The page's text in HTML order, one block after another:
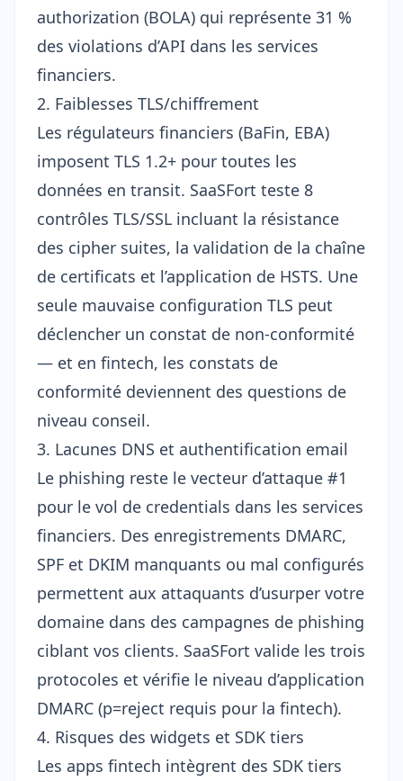
authorization (BOLA) qui représente 31 %
des violations d’API dans les services
financiers.
2. Faiblesses TLS/chiffrement
Les régulateurs financiers (BaFin, EBA)
imposent TLS 1.2+ pour toutes les
données en transit. SaaSFort teste 8
contrôles TLS/SSL incluant la résistance
des cipher suites, la validation de la chaîne
de certificats et l’application de HSTS. Une
seule mauvaise configuration TLS peut
déclencher un constat de non-conformité
— et en fintech, les constats de
conformité deviennent des questions de
niveau conseil.
3. Lacunes DNS et authentification email
Le phishing reste le vecteur d’attaque #1
pour le vol de credentials dans les services
financiers. Des enregistrements DMARC,
SPF et DKIM manquants ou mal configurés
permettent aux attaquants d’usurper votre
domaine dans des campagnes de phishing
ciblant vos clients. SaaSFort valide les trois
protocoles et vérifie le niveau d’application
DMARC (p=reject requis pour la fintech).
4. Risques des widgets et SDK tiers
Les apps fintech intègrent des SDK tiers